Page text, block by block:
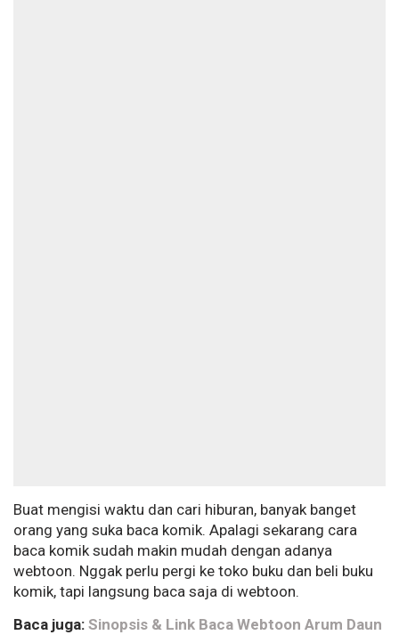
Buat mengisi waktu dan cari hiburan, banyak banget
orang yang suka baca komik. Apalagi sekarang cara
baca komik sudah makin mudah dengan adanya
webtoon. Nggak perlu pergi ke toko buku dan beli buku
komik, tapi langsung baca saja di webtoon.
Baca juga: Sinopsis & Link Baca Webtoon Arum Daun